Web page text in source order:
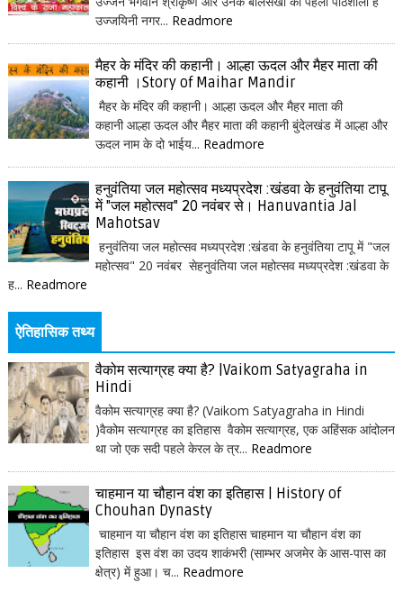
उज्जयिनी नगर... Readmore
मैहर के मंदिर की कहानी। आल्हा ऊदल और मैहर माता की
कहानी ।Story of Maihar Mandir
मैहर के मंदिर की कहानी। आल्हा ऊदल और मैहर माता की
कहानी आल्हा ऊदल और मैहर माता की कहानी बुंदेलखंड में आल्हा और
ऊदल नाम के दो भाईय... Readmore
हनुवंतिया जल महोत्सव मध्यप्रदेश :खंडवा के हनुवंतिया टापू
में "जल महोत्सव" 20 नवंबर से। Hanuvantia Jal
Mahotsav
हनुवंतिया जल महोत्सव मध्यप्रदेश :खंडवा के हनुवंतिया टापू में "जल
महोत्सव" 20 नवंबर सेहनुवंतिया जल महोत्सव मध्यप्रदेश :खंडवा के
ह... Readmore
ऐतिहासिक तथ्य
वैकोम सत्याग्रह क्या है? |Vaikom Satyagraha in
Hindi
वैकोम सत्याग्रह क्या है? (Vaikom Satyagraha in Hindi
)वैकोम सत्याग्रह का इतिहास वैकोम सत्याग्रह, एक अहिंसक आंदोलन
था जो एक सदी पहले केरल के त्र... Readmore
चाहमान या चौहान वंश का इतिहास | History of
Chouhan Dynasty
चाहमान या चौहान वंश का इतिहास चाहमान या चौहान वंश का
इतिहास इस वंश का उदय शाकंभरी (साम्भर अजमेर के आस-पास का
क्षेत्र) में हुआ। च... Readmore